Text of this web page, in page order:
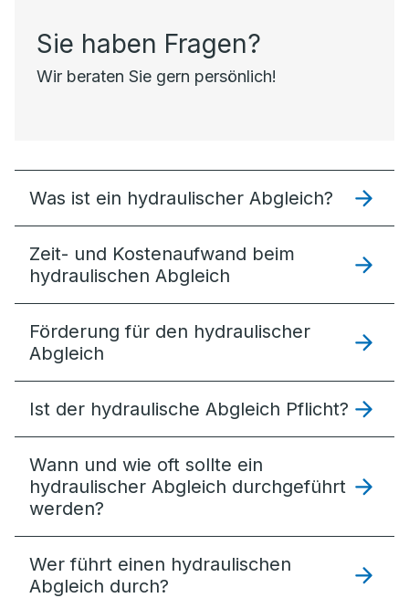
Sie haben Fragen?
Wir beraten Sie gern persönlich!
Was ist ein hydraulischer Abgleich?
Zeit- und Kostenaufwand beim
hydraulischen Abgleich
Förderung für den hydraulischer
Abgleich
Ist der hydraulische Abgleich Pflicht?
Wann und wie oft sollte ein
hydraulischer Abgleich durchgeführt
werden?
Wer führt einen hydraulischen
Abgleich durch?